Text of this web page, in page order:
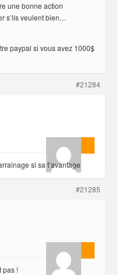
une bonne action
s’ils veulent bien…
paypal si vous avez 1000$
#21284
AnlonEvil.
si sa t’avantage
#21285
Masterjoa
pas !